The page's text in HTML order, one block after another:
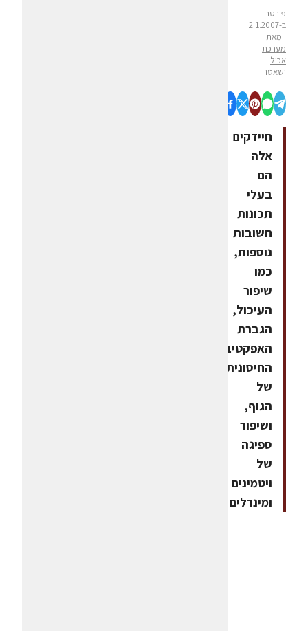
פורסם
ב-2.1.2007
| מאת:
מערכת
אכול
ושאטו
חיידקים
אלה
הם
בעלי
תכונות
חשובות
נוספות,
כמו
שיפור
העיכול,
הגברת
האפקטיביות
החיסונית
של
הגוף,
ושיפור
ספיגה
של
ויטמינים
ומינרלים